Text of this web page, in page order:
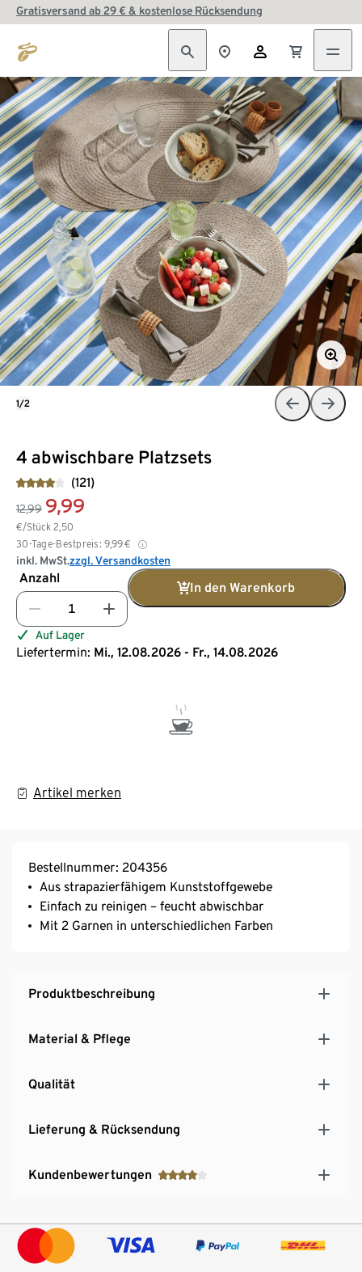
Gratisversand ab 29 € & kostenlose Rücksendung
4 abwischbare Platzsets
(121)
12,99 9,99
€/Stück 2,50
30-Tage-Bestpreis: 9,99€
inkl. MwSt.zzgl. Versandkosten
Anzahl
In den Warenkorb
Auf Lager
Liefertermin: Mi., 12.08.2026 - Fr., 14.08.2026
Artikel merken
1/2
Bestellnummer: 204356
Aus strapazierfähigem Kunststoffgewebe
Einfach zu reinigen – feucht abwischbar
Mit 2 Garnen in unterschiedlichen Farben
Produktbeschreibung
Material & Pflege
Qualität
Lieferung & Rücksendung
Kundenbewertungen